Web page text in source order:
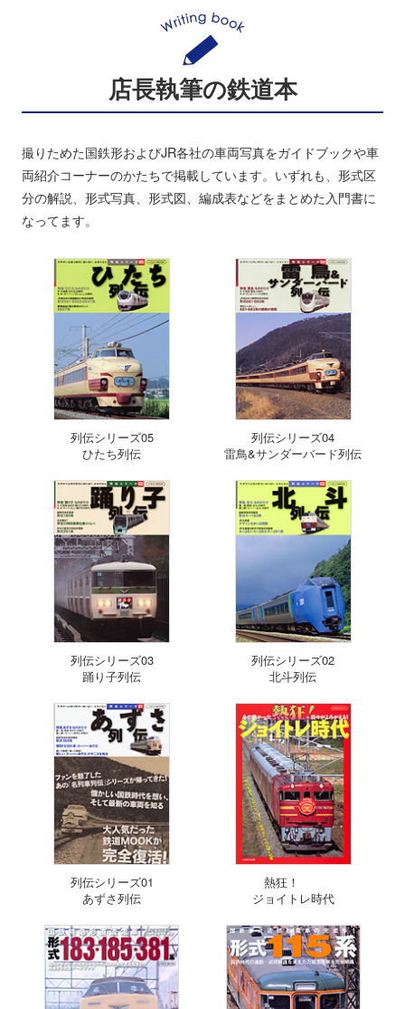
店長執筆の鉄道本
撮りためた国鉄形およびJR各社の車両写真をガイドブックや車
両紹介コーナーのかたちで掲載しています。いずれも、形式区
分の解説、形式写真、形式図、編成表などをまとめた入門書に
なってます。
列伝シリーズ05
ひたち列伝
列伝シリーズ04
雷鳥&サンダーバード列伝
列伝シリーズ03
踊り子列伝
列伝シリーズ02
北斗列伝
列伝シリーズ01
あずさ列伝
熱狂！
ジョイトレ時代